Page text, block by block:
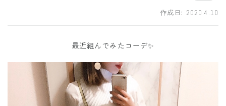
作成日: 2020.4.10
最近組んでみたコーデ✨